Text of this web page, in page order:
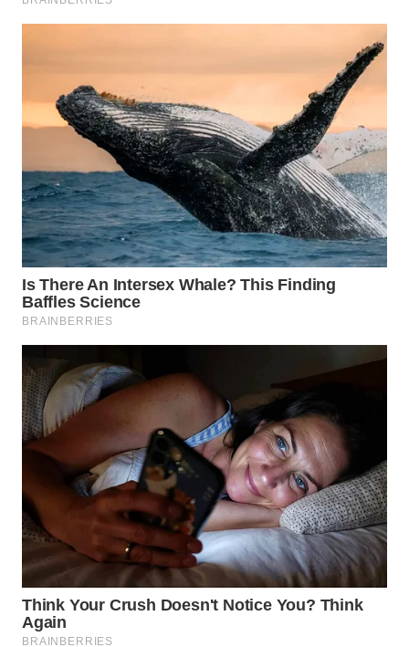
WN
WN
SEMARANG
WN
SOLO
WN
BOROBUDUR
WN
WN
SURABAYA
WN
NATUNA
BINTAN
WN
MANDALIKA